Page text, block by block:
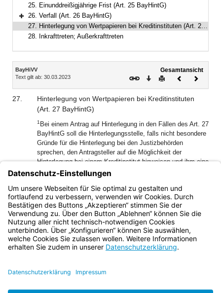
25. Einunddreißigjährige Frist (Art. 25 BayHintG)
Bereich erweitern
26. Verfall (Art. 26 BayHintG)
27. Hinterlegung von Wertpapieren bei Kreditinstituten (Art. 27 BayHintG)
28. Inkrafttreten; Außerkrafttreten
Inhalt
BayHiVV
Text gilt ab: 30.03.2023
Gesamtansicht
Download
DruckenVorheriges
27.
Hinterlegung von Wertpapieren bei Kreditinstituten
(Art. 27 BayHintG)
1 Bei einem Antrag auf Hinterlegung in den Fällen des Art. 27
BayHintG soll die Hinterlegungsstelle, falls nicht besondere
Gründe für die Hinterlegung bei den Justizbehörden
sprechen, den Antragsteller auf die Möglichkeit der
Hinterlegung bei einem Kreditinstitut hinweisen und ihm eine
angemessene Frist zur Erklärung setzen.
Annahme zur Hinterlegung erst verfügen, wenn der
Antragsteller binnen der Frist seinen Antrag nicht
zurückgenommen hat.
Bayern.de
BayernPortal
Impressum